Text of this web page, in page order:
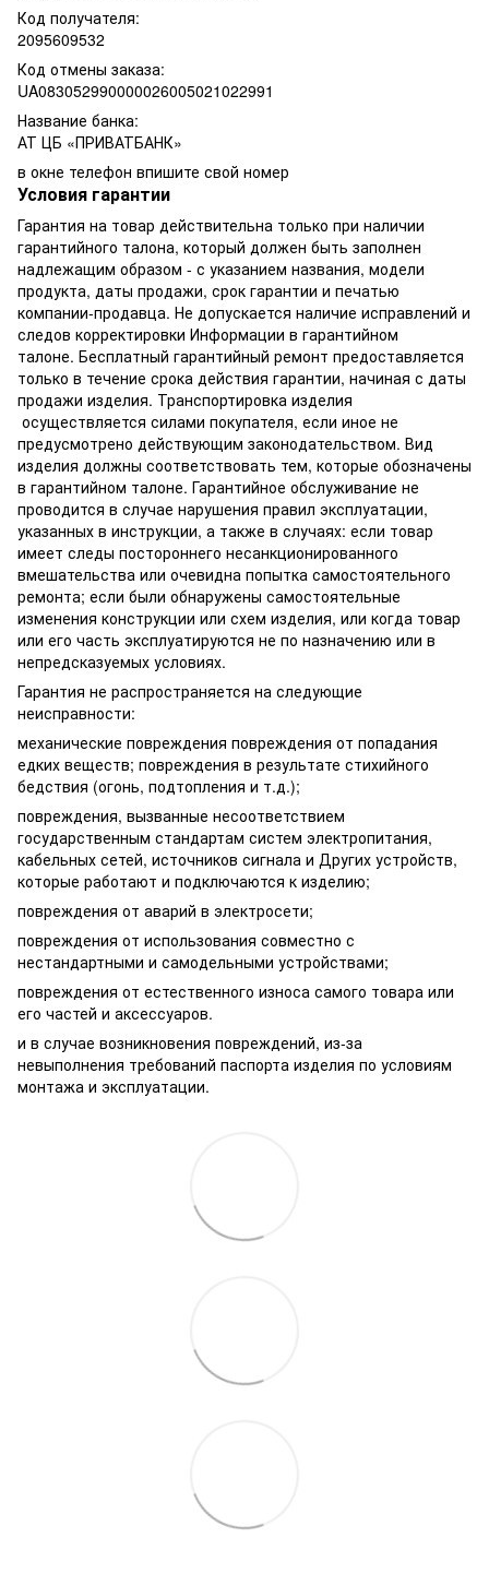
Код получателя:
2095609532
Код отмены заказа:
UA083052990000026005021022991
Название банка:
АТ ЦБ «ПРИВАТБАНК»
в окне телефон впишите свой номер
Условия гарантии
Гарантия на товар действительна только при наличии
гарантийного талона, который должен быть заполнен
надлежащим образом - с указанием названия, модели
продукта, даты продажи, срок гарантии и печатью
компании-продавца. Не допускается наличие исправлений и
следов корректировки Информации в гарантийном
талоне. Бесплатный гарантийный ремонт предоставляется
только в течение срока действия гарантии, начиная с даты
продажи изделия. Транспортировка изделия
осуществляется силами покупателя, если иное не
предусмотрено действующим законодательством. Вид
изделия должны соответствовать тем, которые обозначены
в гарантийном талоне. Гарантийное обслуживание не
проводится в случае нарушения правил эксплуатации,
указанных в инструкции, а также в случаях: если товар
имеет следы постороннего несанкционированного
вмешательства или очевидна попытка самостоятельного
ремонта; если были обнаружены самостоятельные
изменения конструкции или схем изделия, или когда товар
или его часть эксплуатируются не по назначению или в
непредсказуемых условиях.
Гарантия не распространяется на следующие
неисправности:
механические повреждения повреждения от попадания
едких веществ; повреждения в результате стихийного
бедствия (огонь, подтопления и т.д.);
повреждения, вызванные несоответствием
государственным стандартам систем электропитания,
кабельных сетей, источников сигнала и Других устройств,
которые работают и подключаются к изделию;
повреждения от аварий в электросети;
повреждения от использования совместно с
нестандартными и самодельными устройствами;
повреждения от естественного износа самого товара или
его частей и аксессуаров.
и в случае возникновения повреждений, из-за
невыполнения требований паспорта изделия по условиям
монтажа и эксплуатации.